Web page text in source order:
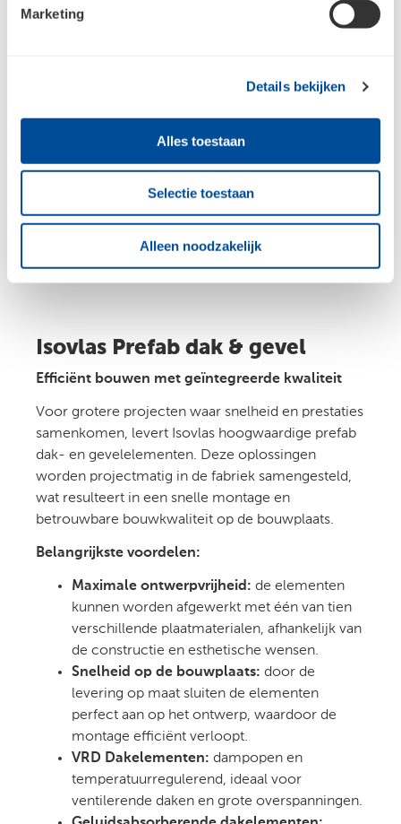
Marketing
Details bekijken
Alles toestaan
Selectie toestaan
Alleen noodzakelijk
Inclusief gootplank, randhout en tengel van
20 mm voor correcte ventilatie onder de
Geschikt voor diverse daktypes
elke renovatie-uitdaging een passende oplossing.
Isovlas Prefab dak & gevel
Efficiënt bouwen met geïntegreerde kwaliteit
Voor grotere projecten waar snelheid en prestaties
samenkomen, levert Isovlas hoogwaardige prefab
dak- en gevelelementen. Deze oplossingen
worden projectmatig in de fabriek samengesteld,
wat resulteert in een snelle montage en
betrouwbare bouwkwaliteit op de bouwplaats.
Belangrijkste voordelen:
Maximale ontwerpvrijheid: de elementen
kunnen worden afgewerkt met één van tien
verschillende plaatmaterialen, afhankelijk van
de constructie en esthetische wensen.
Snelheid op de bouwplaats: door de
levering op maat sluiten de elementen
perfect aan op het ontwerp, waardoor de
montage efficiënt verloopt.
VRD Dakelementen: dampopen en
temperatuurregulerend, ideaal voor
ventilerende daken en grote overspanningen.